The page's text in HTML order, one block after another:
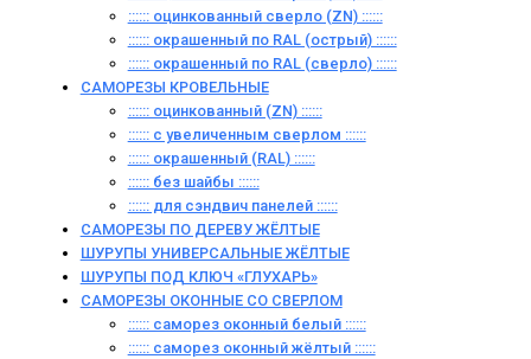
:::::: оцинкованный сверло (ZN) ::::::
:::::: окрашенный по RAL (острый) ::::::
:::::: окрашенный по RAL (сверло) ::::::
САМОРЕЗЫ КРОВЕЛЬНЫЕ
:::::: оцинкованный (ZN) ::::::
:::::: с увеличенным сверлом ::::::
:::::: окрашенный (RAL) ::::::
:::::: без шайбы ::::::
:::::: для сэндвич панелей ::::::
САМОРЕЗЫ ПО ДЕРЕВУ ЖЁЛТЫЕ
ШУРУПЫ УНИВЕРСАЛЬНЫЕ ЖЁЛТЫЕ
ШУРУПЫ ПОД КЛЮЧ «ГЛУХАРЬ»
САМОРЕЗЫ ОКОННЫЕ СО СВЕРЛОМ
:::::: саморез оконный белый ::::::
:::::: саморез оконный жёлтый ::::::